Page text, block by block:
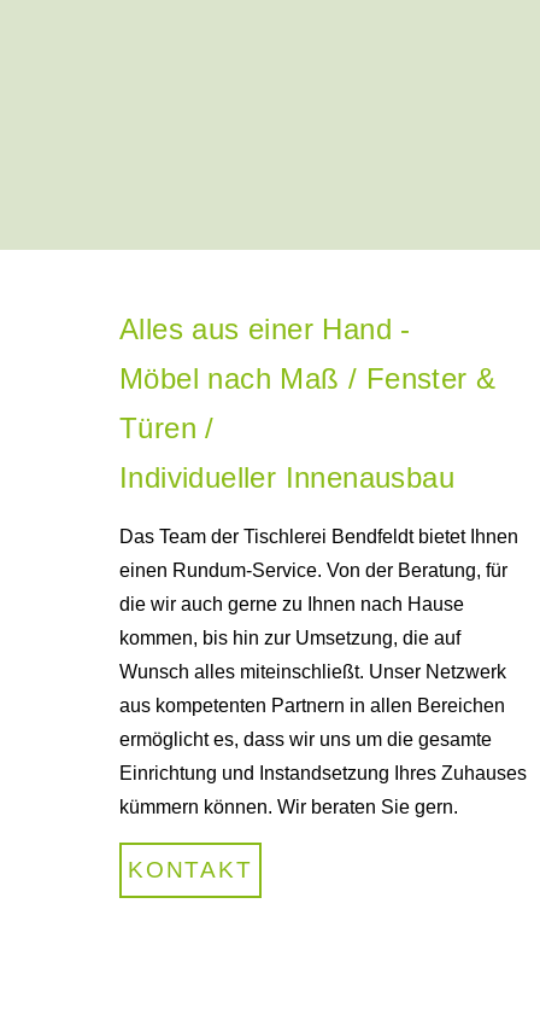
Alles aus einer Hand -
Möbel nach Maß / Fenster &
Türen /
Individueller Innenausbau
Das Team der Tischlerei Bendfeldt bietet Ihnen
einen Rundum-Service. Von der Beratung, für
die wir auch gerne zu Ihnen nach Hause
kommen, bis hin zur Umsetzung, die auf
Wunsch alles miteinschließt. Unser Netzwerk
aus kompetenten Partnern in allen Bereichen
ermöglicht es, dass wir uns um die gesamte
Einrichtung und Instandsetzung Ihres Zuhauses
kümmern können. Wir beraten Sie gern.
KONTAKT